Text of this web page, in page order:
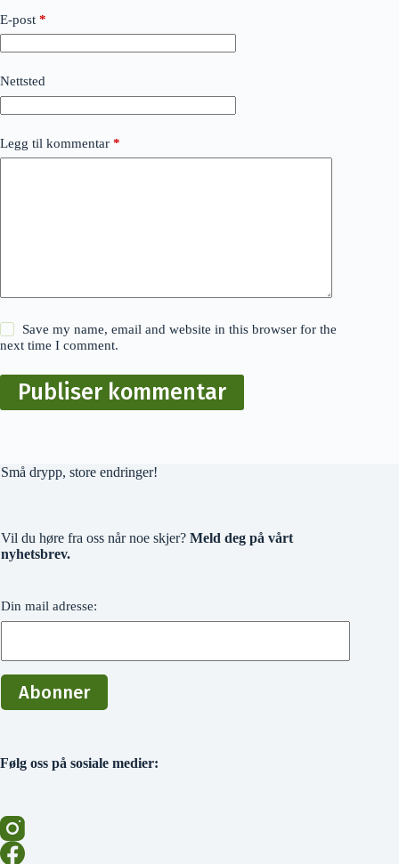
E-post *
Nettsted
Legg til kommentar *
Save my name, email and website in this browser for the
next time I comment.
Publiser kommentar
Små drypp, store endringer!
Vil du høre fra oss når noe skjer? Meld deg på vårt
nyhetsbrev.
Din mail adresse:
Følg oss på sosiale medier: